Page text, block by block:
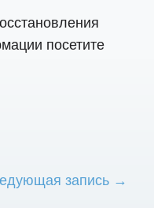
посетите
запись →